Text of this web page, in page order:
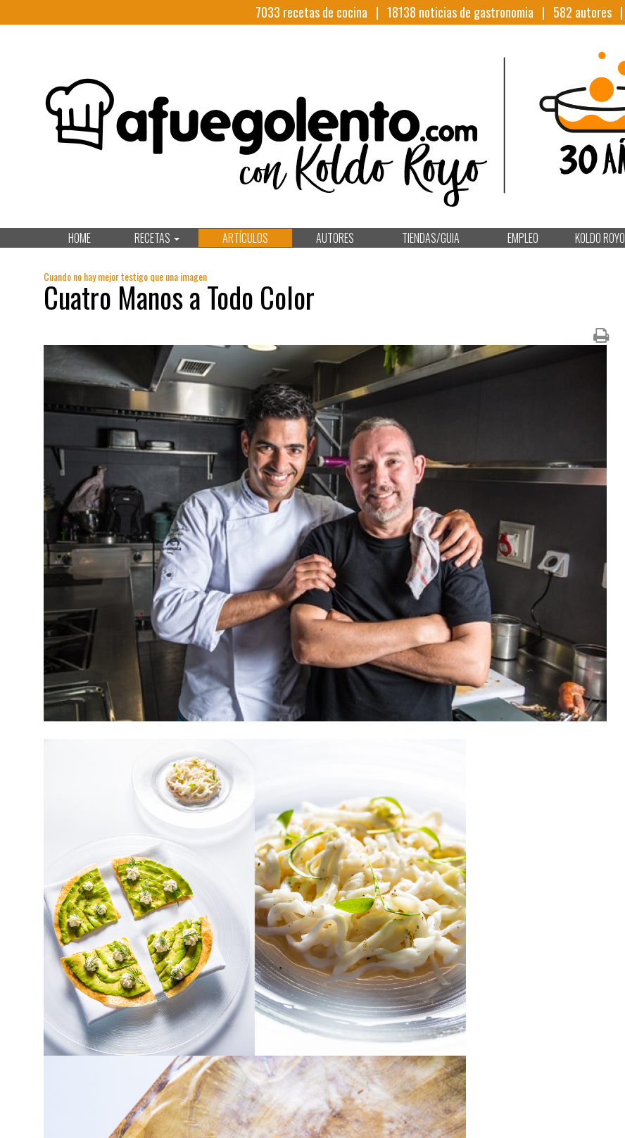
7033 recetas de cocina | 18138 noticias de gastronomia | 582 autores |
HOME RECETAS ARTÍCULOS AUTORES TIENDAS/GUIA EMPLEO KOLDO ROYO
Cuando no hay mejor testigo que una imagen
Cuatro Manos a Todo Color